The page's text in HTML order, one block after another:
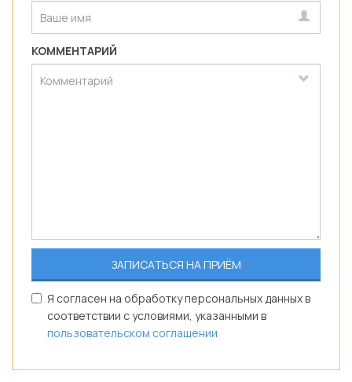
КОММЕНТАРИЙ
Я согласен на обработку персональных данных в
соответствии с условиями, указанными в
пользовательском соглашении